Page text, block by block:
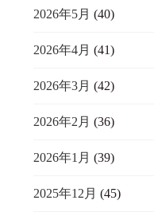
2026年5月 (40)
2026年4月 (41)
2026年3月 (42)
2026年2月 (36)
2026年1月 (39)
2025年12月 (45)